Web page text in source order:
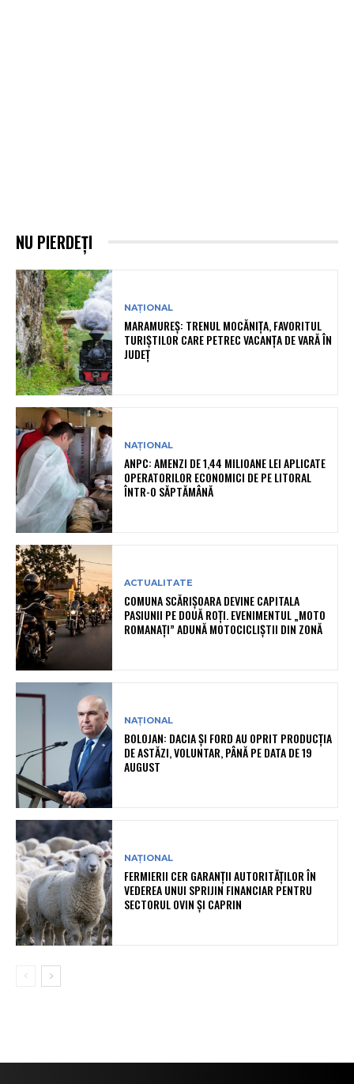
NU PIERDEȚI
NAȚIONAL
MARAMUREȘ: TRENUL MOCĂNIȚA, FAVORITUL
TURIȘTILOR CARE PETREC VACANȚA DE VARĂ ÎN
JUDEȚ
NAȚIONAL
ANPC: AMENZI DE 1,44 MILIOANE LEI APLICATE
OPERATORILOR ECONOMICI DE PE LITORAL
ÎNTR-O SĂPTĂMÂNĂ
ACTUALITATE
COMUNA SCĂRIȘOARA DEVINE CAPITALA
PASIUNII PE DOUĂ ROȚI. EVENIMENTUL „MOTO
ROMANAȚI” ADUNĂ MOTOCICLIȘTII DIN ZONĂ
NAȚIONAL
BOLOJAN: DACIA ȘI FORD AU OPRIT PRODUCȚIA
DE ASTĂZI, VOLUNTAR, PÂNĂ PE DATA DE 19
AUGUST
NAȚIONAL
FERMIERII CER GARANȚII AUTORITĂȚILOR ÎN
VEDEREA UNUI SPRIJIN FINANCIAR PENTRU
SECTORUL OVIN ȘI CAPRIN